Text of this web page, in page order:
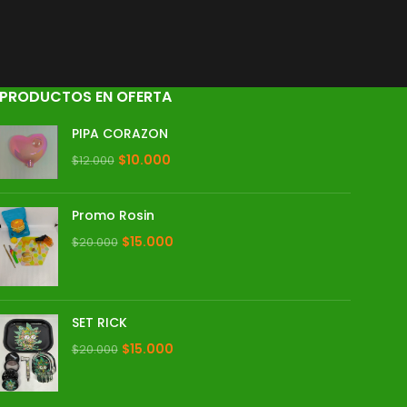
PRODUCTOS EN OFERTA
PIPA CORAZON
$12.000 $10.000
Promo Rosin
$20.000 $15.000
SET RICK
$20.000 $15.000